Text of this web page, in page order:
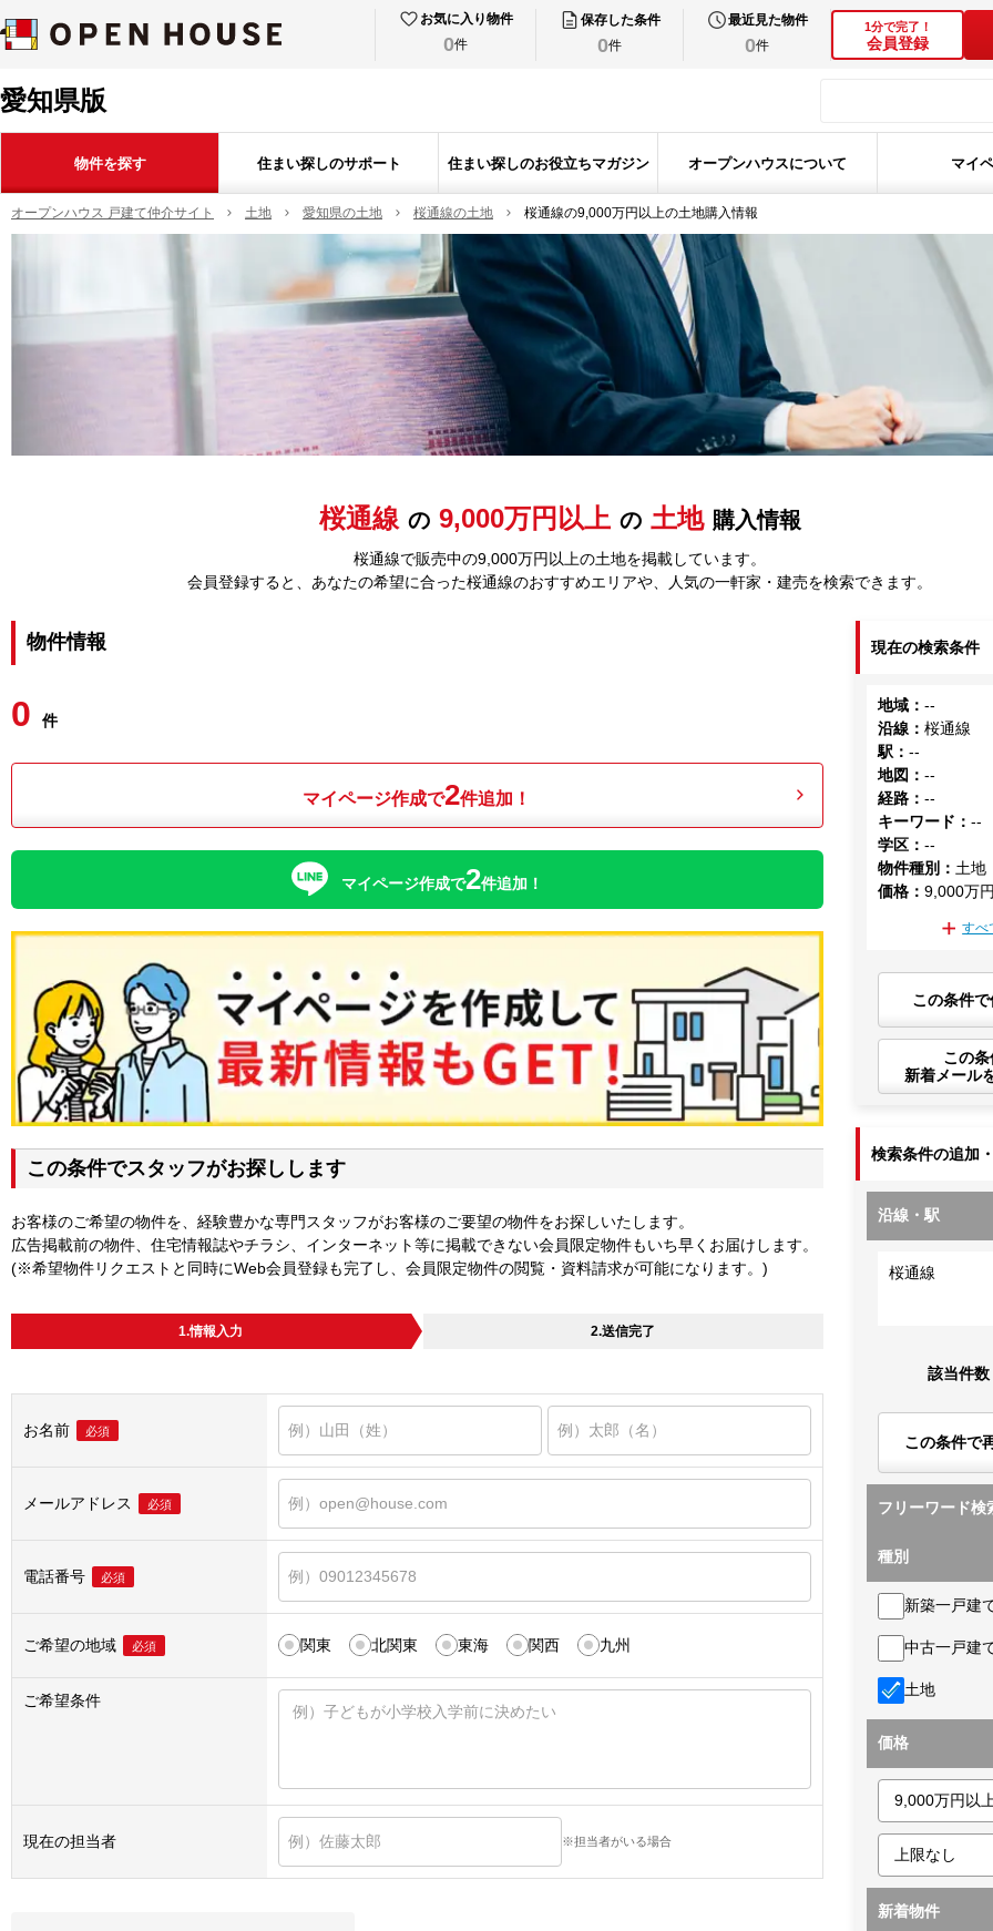
お気に入り物件
0件
保存した条件
0件
最近見た物件
0件
1分で完了！
会員登録
愛知県版
物件を探す 住まい探しのサポート 住まい探しのお役立ちマガジン オープンハウスについて マイ
オープンハウス 戸建て仲介サイト 土地 愛知県の土地 桜通線の土地 桜通線の9,000万円以上の土地購入情報
桜通線 の 9,000万円以上 の 土地 購入情報
桜通線で販売中の9,000万円以上の土地を掲載しています。
会員登録すると、あなたの希望に合った桜通線のおすすめエリアや、人気の一軒家・建売を検索できます。
物件情報
0 件
マイページ作成で2件追加！
マイページ作成で2件追加！
この条件でスタッフがお探しします
お客様のご希望の物件を、経験豊かな専門スタッフがお客様のご要望の物件をお探しいたします。
広告掲載前の物件、住宅情報誌やチラシ、インターネット等に掲載できない会員限定物件もいち早くお届けします。
(※希望物件リクエストと同時にWeb会員登録も完了し、会員限定物件の閲覧・資料請求が可能になります。)
1.情報入力 2.送信完了
お名前 必須
メールアドレス 必須
電話番号 必須
ご希望の地域 必須 関東 北関東 東海 関西 九州
ご希望条件
現在の担当者 ※担当者がいる場合
現在の検索条件
地域 ：--
沿線 ：桜通線
駅 ：--
地図 ：--
経路 ：--
キーワード ：--
学区 ：--
物件種別 ： 土地
価格 ：9,000万
すべ
この条件
この
新着メール
検索条件の追加
沿線・駅
桜通線
該当件数
この条件で
フリーワード検
種別
新築一戸建
中古一戸建
土地
価格
新着物件